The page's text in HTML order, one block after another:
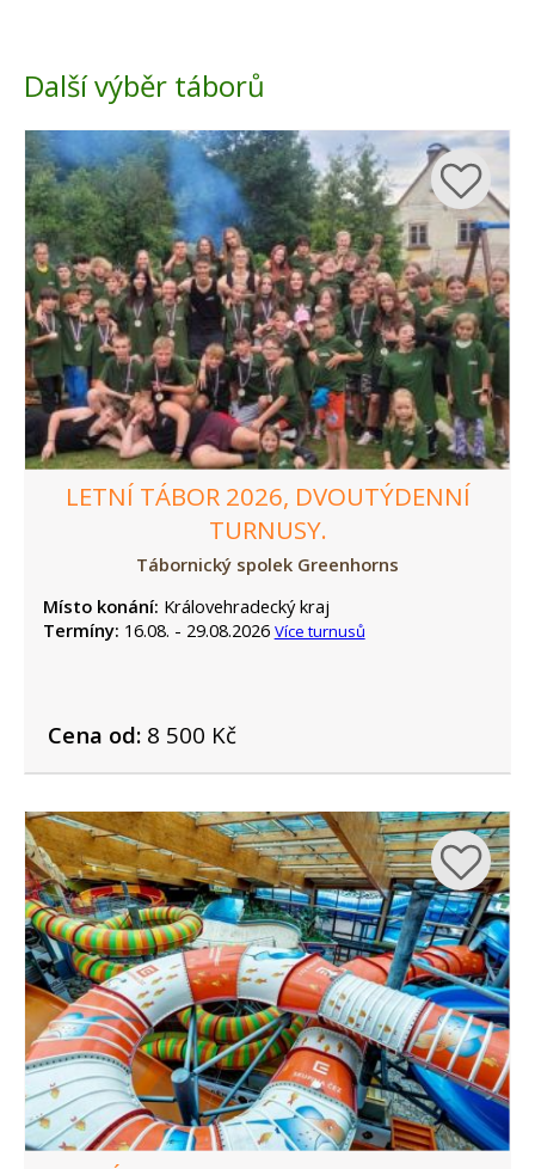
Další výběr táborů
LETNÍ TÁBOR 2026, DVOUTÝDENNÍ
TURNUSY.
Tábornický spolek Greenhorns
Místo konání: Královehradecký kraj
Termíny: 16.08. - 29.08.2026 Více turnusů
Cena od:8 500 Kč